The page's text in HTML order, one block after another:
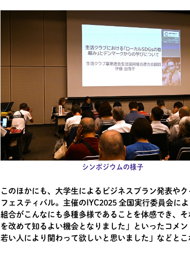
シンポジウムの様子
このほかにも、大学生によるビジネスプラン発表や
フェスティバル。主催のIYC2025 全国実行委員会に
組合がこんなにも多種多様であることを体感でき、
を改めて知るよい機会となりました」といったコメ
若い人により関わって欲しいと思いました」などと